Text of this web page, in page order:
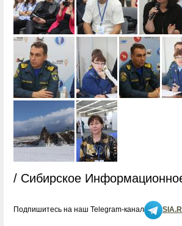
/ Сибирское
Подпишитесь на наш Telegram-канал